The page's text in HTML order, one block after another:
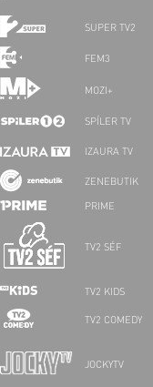
SUPER TV2
FEM3
MOZI+
SPÍLER TV
IZAURA TV
ZENEBUTIK
PRIME
TV2 SÉF
TV2 KIDS
TV2 COMEDY
JOCKYTV